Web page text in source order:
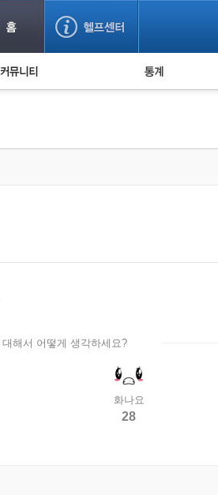
사기 예방했어요! 누적 피해사례 통계
대해서 어떻게 생각하세요?
화나요
28